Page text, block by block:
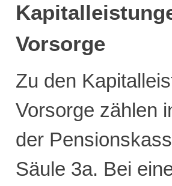
Vorsorge
Zu den
Vorsorge zählen
der
Säule 3a. Bei